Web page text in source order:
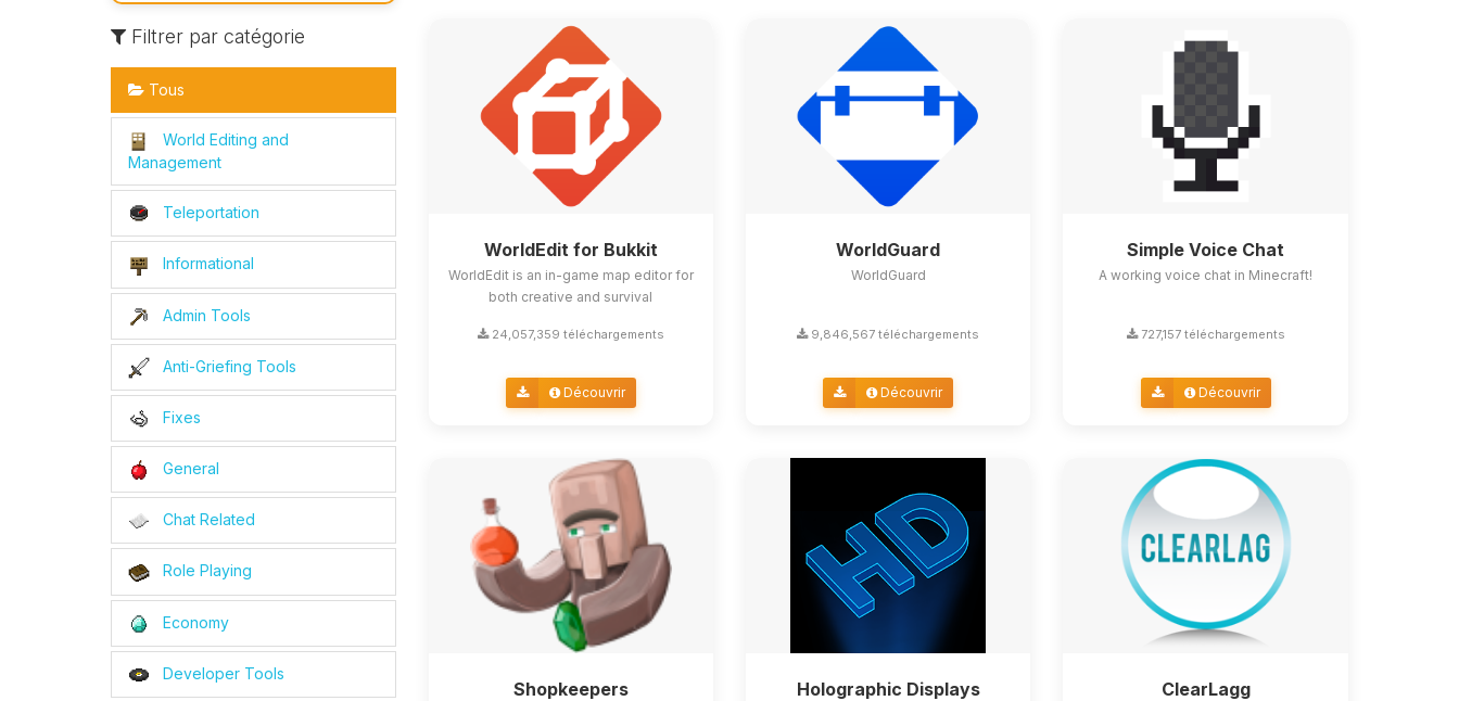
Filtrer par catégorie
Tous
World Editing and
Management
Teleportation
Informational
Admin Tools
Anti-Griefing Tools
Fixes
General
Chat Related
Role Playing
Economy
Developer Tools
WorldEdit for Bukkit
WorldEdit is an in-game map editor for
both creative and survival
24,057,359 téléchargements
Découvrir
WorldGuard
WorldGuard
9,846,567 téléchargements
Découvrir
Simple Voice Chat
A working voice chat in Minecraft!
727,157 téléchargements
Découvrir
Shopkeepers Holographic Displays ClearLagg